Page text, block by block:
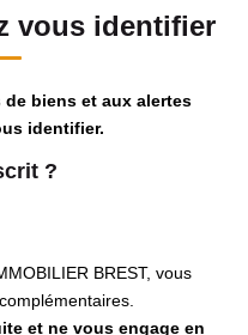
vous identifier
biens et aux alertes
identifier.
?
BREST, vous
et ne vous engage en